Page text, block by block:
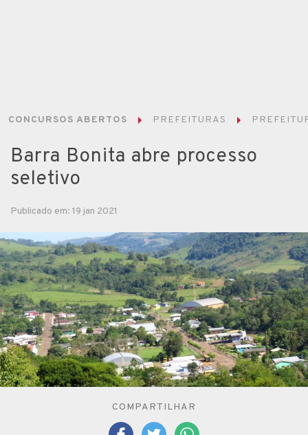
CONCURSOS ABERTOS PREFEITURAS
Barra Bonita abre processo
seletivo
Publicado em: 19 jan 2021
COMPARTILHAR